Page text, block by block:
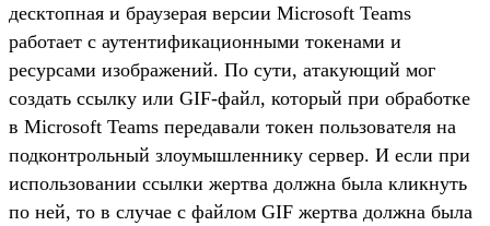
десктопная и браузерая версии Microsoft Teams
работает с аутентификационными токенами и
ресурсами изображений. По сути, атакующий мог
создать ссылку или GIF-файл, который при обработке
в Microsoft Teams передавали токен пользователя на
подконтрольный злоумышленнику сервер. И если при
использовании ссылки жертва должна была кликнуть
по ней, то в случае с файлом GIF жертва должна была